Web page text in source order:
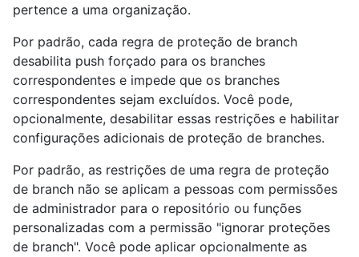
pertence a uma organização.
Por padrão, cada regra de proteção de branch
desabilita push forçado para os branches
correspondentes e impede que os branches
correspondentes sejam excluídos. Você pode,
opcionalmente, desabilitar essas restrições e habilitar
configurações adicionais de proteção de branches.
Por padrão, as restrições de uma regra de proteção
de branch não se aplicam a pessoas com permissões
de administrador para o repositório ou funções
personalizadas com a permissão "ignorar proteções
de branch". Você pode aplicar opcionalmente as